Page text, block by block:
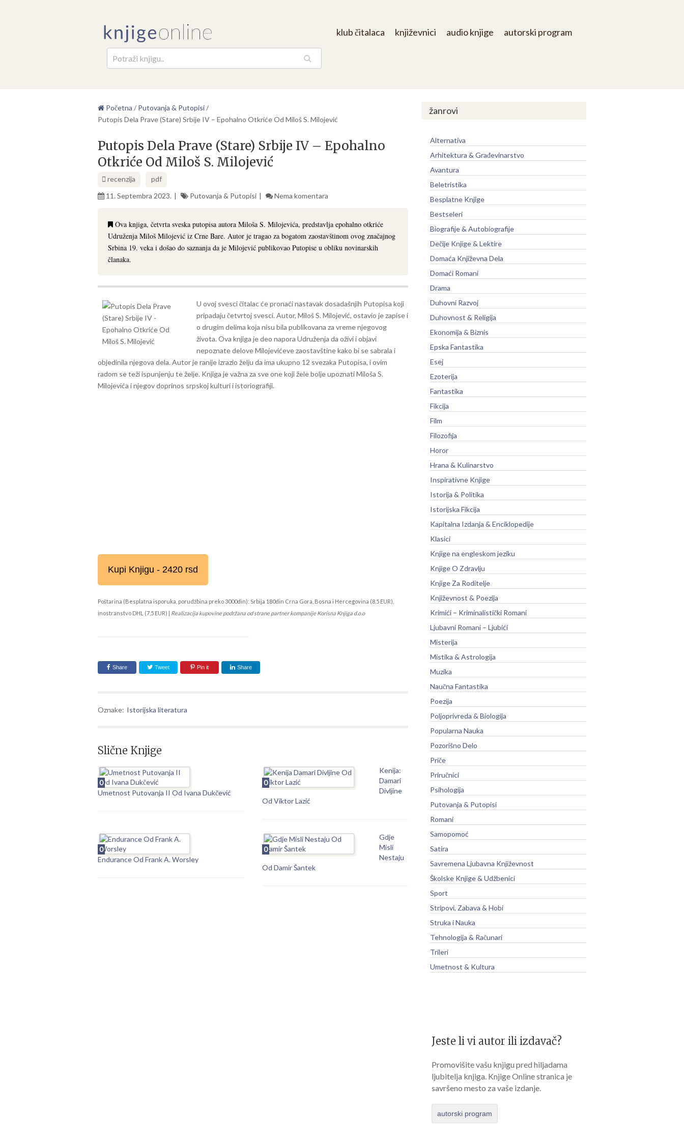
klub čitalaca književnici audio knjige autorski program
Početna / Putovanja & Putopisi/
Putopis Dela Prave (Stare) Srbije IV – Epohalno Otkriće Od Miloš S. Milojević
Putopis Dela Prave (Stare) Srbije IV – Epohalno
Otkriće Od Miloš S. Milojević
recenzija
pdf
11. Septembra 2023.
Putovanja & Putopisi Nema komentara
Ova knjiga, četvrta sveska putopisa autora Miloša S. Milojevića, predstavlja epohalno otkriće
Udruženja Miloš Milojević iz Crne Bare. Autor je tragao za bogatom zaostavštinom ovog značajnog
Srbina 19. veka i došao do saznanja da je Milojević publikovao Putopise u obliku novinarskih
članaka.
U ovoj svesci čitalac će pronaći nastavak dosadašnjih Putopisa koji
pripadaju četvrtoj svesci. Autor, Miloš S. Milojević, ostavio je zapise i
o drugim delima koja nisu bila publikovana za vreme njegovog
života. Ova knjiga je deo napora Udruženja da oživi i objavi
nepoznate delove Milojevićeve zaostavštine kako bi se sabrala i
objedinila njegova dela. Autor je ranije izrazio želju da ima ukupno 12 svezaka Putopisa, i ovim
radom se teži ispunjenju te želje. Knjiga je važna za sve one koji žele bolje upoznati Miloša S.
Milojevića i njegov doprinos srpskoj kulturi i istoriografiji.
Kupi Knjigu - 2420 rsd
Poštarina (Besplatna isporuka, porudžbina preko 3000din): Srbija 180din Crna Gora, Bosna i Hercegovina (8,5 EUR),
inostranstvo DHL (7,5 EUR) | Realizacija kupovine podržana od strane partner kompanije Korisna Knjiga d.o.o
Share Tweet Pin it Share
Oznake: Istorijska literatura
Slične Knjige
0
Umetnost Putovanja II Od Ivana Dukčević
0
Kenija:
Damari
Divljine
Od Viktor Lazić
0
Endurance Od Frank A. Worsley
0
Gdje
Misli
Nestaju
Od Damir Šantek
žanrovi
Alternativa
Arhitektura & Građevinarstvo
Avantura
Beletristika
Besplatne Knjige
Bestseleri
Biografije & Autobiografije
Dečije Knjige & Lektire
Domaća Književna Dela
Domaći Romani
Drama
Duhovni Razvoj
Duhovnost & Religija
Ekonomija & Biznis
Epska Fantastika
Esej
Ezoterija
Fantastika
Fikcija
Film
Filozofija
Horor
Hrana & Kulinarstvo
Inspirativne Knjige
Istorija & Politika
Istorijska Fikcija
Kapitalna Izdanja & Enciklopedije
Klasici
Knjige na engleskom jeziku
Knjige O Zdravlju
Knjige Za Roditelje
Književnost & Poezija
Krimići – Kriminalistički Romani
Ljubavni Romani – Ljubići
Misterija
Mistika & Astrologija
Muzika
Naučna Fantastika
Poezija
Poljoprivreda & Biologija
Popularna Nauka
Pozorišno Delo
Priče
Priručnici
Psihologija
Putovanja & Putopisi
Romani
Samopomoć
Satira
Savremena Ljubavna Književnost
Školske Knjige & Udžbenici
Sport
Stripovi, Zabava & Hobi
Struka i Nauka
Tehnologija & Računari
Trileri
Umetnost & Kultura
Jeste li vi autor ili izdavač?
Promovišite vašu knjigu pred hiljadama
ljubitelja knjiga. Knjige Online stranica je
savršeno mesto za vaše izdanje.
autorski program